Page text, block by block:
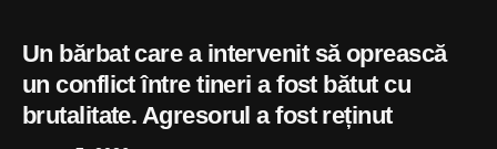
Un bărbat care a intervenit să oprească
un conflict între tineri a fost bătut cu
brutalitate. Agresorul a fost reținut